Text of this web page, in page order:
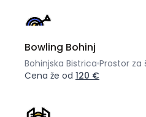
Bowling Bohinj
Bohinjska Bistrica Prostor za
Cena že od 120 €